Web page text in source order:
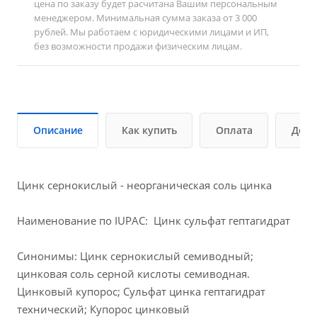
цена по заказу будет расчитана Вашим персональным
менеджером. Минимальная сумма заказа от 3 000
рублей. Мы работаем с юридическими лицами и ИП,
без возможности продажи физическим лицам.
Описание Как купить Оплата
Цинк сернокислый - неорганическая соль цинка
Наименование по IUPAC: Цинк сульфат гептагидрат
Синонимы: Цинк сернокислый семиводный;
цинковая соль серной кислоты семиводная.
Цинковый купорос; Сульфат цинка гептагидрат
технический; Купорос цинковый